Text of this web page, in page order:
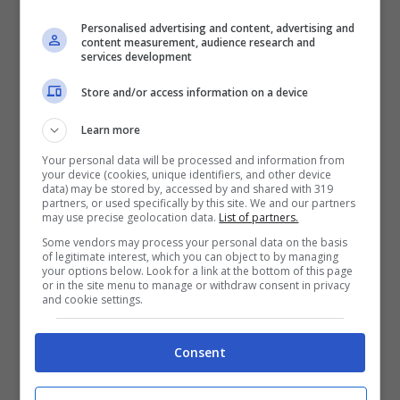
Cosa fare per andare in pensione 3 anni prima
ladradibiciclette.it
Il Governo di Giorgia Meloni, per il biennio
2024-2025, ha introdotto in via
sperimentale lapace contributiva: in
Personalised advertising and content, advertising and
content measurement, audience research and
services development
Store and/or access information on a device
Learn more
Your personal data will be processed and information from
your device (cookies, unique identifiers, and other device
data) may be stored by, accessed by and shared with 319
partners, or used specifically by this site. We and our partners
may use precise geolocation data. List of partners.
Some vendors may process your personal data on the basis
of legitimate interest, which you can object to by managing
your options below. Look for a link at the bottom of this page
or in the site menu to manage or withdraw consent in privacy
and cookie settings.
Consent